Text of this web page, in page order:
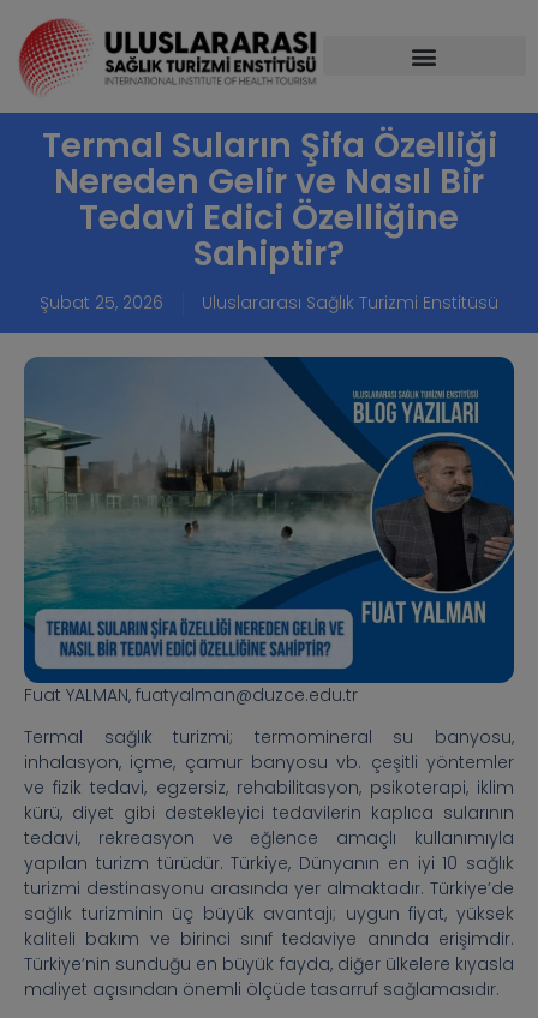
Termal Suların Şifa Özelliği
Nereden Gelir ve Nasıl Bir
Tedavi Edici Özelliğine
Sahiptir?
Şubat 25, 2026 Uluslararası Sağlık Turizmi Enstitüsü
Fuat YALMAN, fuatyalman@duzce.edu.tr
Termal sağlık turizmi; termomineral su banyosu,
inhalasyon, içme, çamur banyosu vb. çeşitli yöntemler
ve fizik tedavi, egzersiz, rehabilitasyon, psikoterapi, iklim
kürü, diyet gibi destekleyici tedavilerin kaplıca sularının
tedavi, rekreasyon ve eğlence amaçlı kullanımıyla
yapılan turizm türüdür. Türkiye, Dünyanın en iyi 10 sağlık
turizmi destinasyonu arasında yer almaktadır. Türkiye’de
sağlık turizminin üç büyük avantajı; uygun fiyat, yüksek
kaliteli bakım ve birinci sınıf tedaviye anında erişimdir.
Türkiye’nin sunduğu en büyük fayda, diğer ülkelere kıyasla
maliyet açısından önemli ölçüde tasarruf sağlamasıdır.